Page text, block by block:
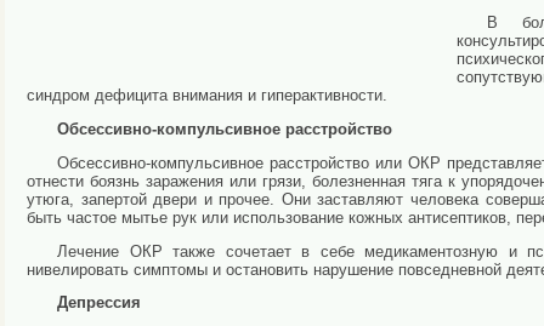
В
синдром дефицита внимания и гиперактивности.
Обсессивно-компульсивное расстройство
Обсессивно-компульсивное расстройство или ОКР
отнести боязнь заражения или грязи, болезненная тяга к
утюга, запертой двери и прочее. Они заставляют человека
быть частое мытье рук или использование кожных антисептиков,
Лечение ОКР также сочетает в себе медикаментозную и
нивелировать симптомы и остановить нарушение повседневной
Депрессия